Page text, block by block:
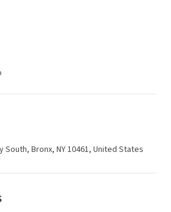
South, Bronx, NY 10461, United States